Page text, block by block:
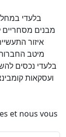
בלעדי
מבנים
איזור
מיטב
בלעדי נכסים
ועסקאות
et nous vous